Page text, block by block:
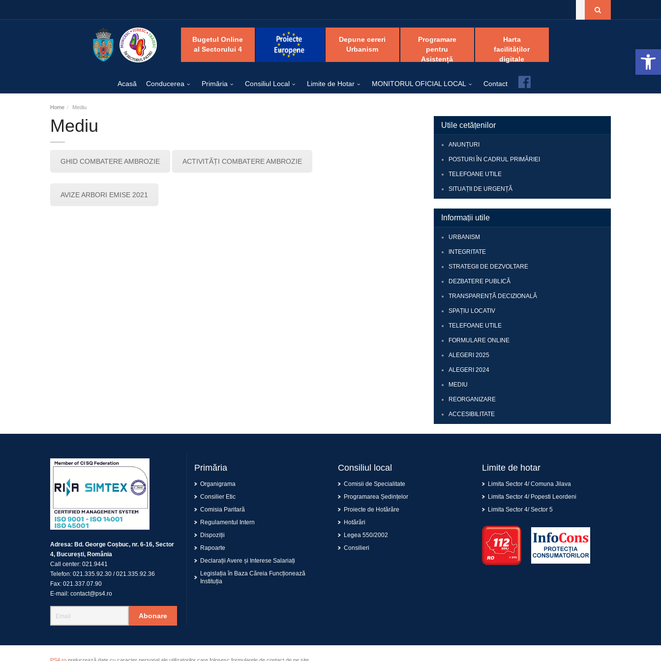
Bugetul Online
al Sectorului 4
Depune cereri
Urbanism
Programare
pentru
Asistență
Harta
facilităților
digitale
Acasă Conducerea Primăria Consiliul Local Limite de Hotar MONITORUL OFICIAL LOCAL Contact
Home Mediu
Mediu
GHID COMBATERE AMBROZIE ACTIVITĂȚI COMBATERE AMBROZIE
AVIZE ARBORI EMISE 2021
Utile cetățenilor
ANUNȚURI
POSTURI ÎN CADRUL PRIMĂRIEI
TELEFOANE UTILE
SITUAȚII DE URGENȚĂ
Informații utile
URBANISM
INTEGRITATE
STRATEGII DE DEZVOLTARE
DEZBATERE PUBLICĂ
TRANSPARENȚĂ DECIZIONALĂ
SPAȚIU LOCATIV
TELEFOANE UTILE
FORMULARE ONLINE
ALEGERI 2025
ALEGERI 2024
MEDIU
REORGANIZARE
ACCESIBILITATE
Adresa: Bd. George Coșbuc, nr. 6-16, Sector
4, București, România
Call center: 021.9441
Telefon: 021.335.92.30 /021.335.92.36
Fax: 021.337.07.90
E-mail: contact@ps4.ro
Abonare
Primăria
Organigrama
Consilier Etic
Comisia Paritară
Regulamentul Intern
Dispoziții
Rapoarte
Declarații Avere și Interese Salariați
Legislația în Baza Căreia Funcționează
Instituția
Consiliul local
Comisii de Specialitate
Programarea Ședințelor
Proiecte de Hotărâre
Hotărâri
Legea 550/2002
Consilieri
Limite de hotar
Limita Sector 4/ Comuna Jilava
Limita Sector 4/ Popesti Leordeni
Limita Sector 4/ Sector 5